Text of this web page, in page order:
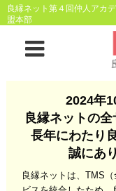
良縁ネットとは
他社との違い
会社概要
良縁ネット第４回仲人アカ
盟本部
2024年
良縁ネットの
長年にわたり
誠にあ
良縁ネットは、TMS